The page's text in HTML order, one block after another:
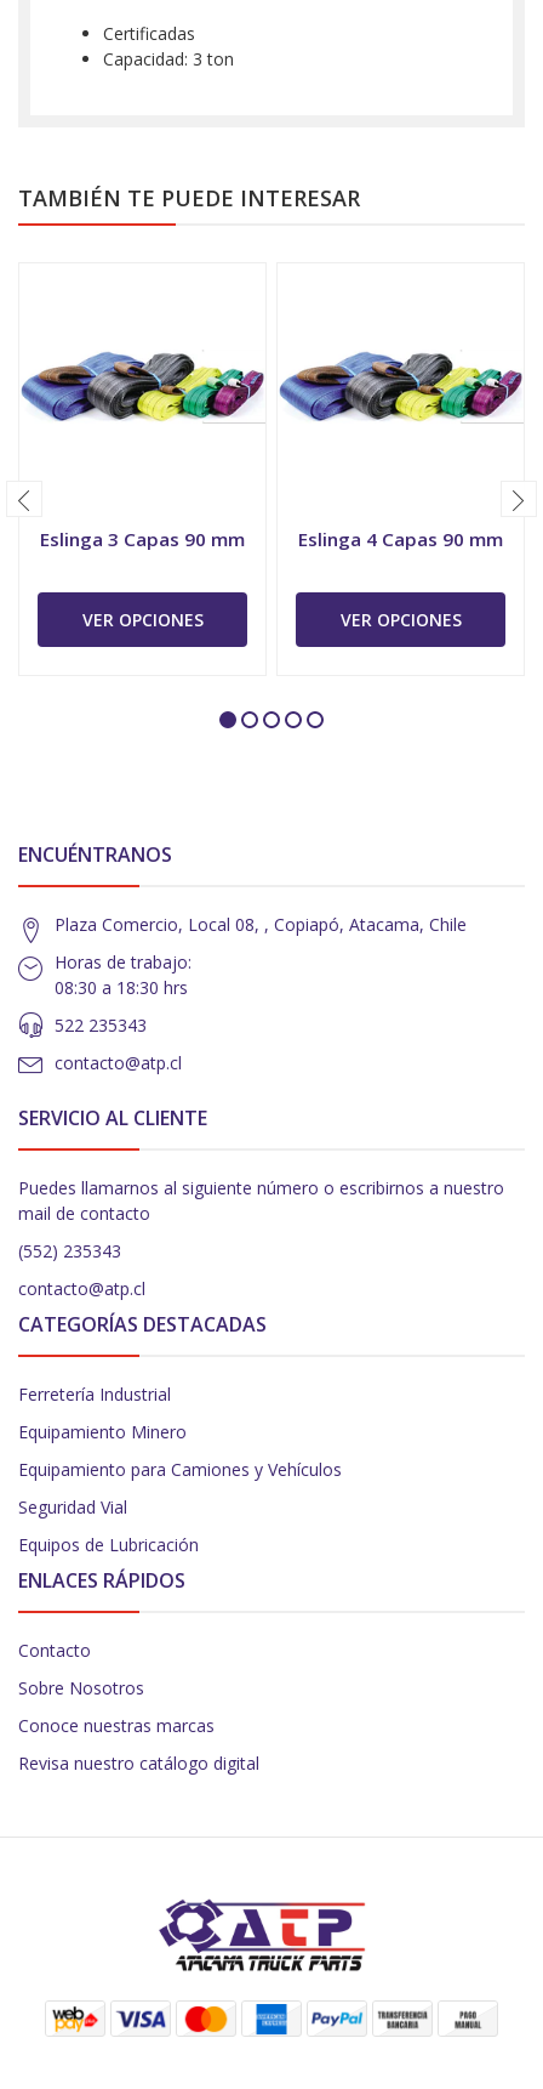
Certificadas
Capacidad: 3 ton
TAMBIÉN TE PUEDE INTERESAR
Eslinga 3 Capas 90 mm
VER OPCIONES
Eslinga 4 Capas 90 mm
VER OPCIONES
ENCUÉNTRANOS
Plaza Comercio, Local 08, , Copiapó, Atacama, Chile
Horas de trabajo:
08:30 a 18:30 hrs
522 235343
contacto@atp.cl
SERVICIO AL CLIENTE
Puedes llamarnos al siguiente número o escribirnos a nuestro
mail de contacto
(552) 235343
contacto@atp.cl
CATEGORÍAS DESTACADAS
Ferretería Industrial
Equipamiento Minero
Equipamiento para Camiones y Vehículos
Seguridad Vial
Equipos de Lubricación
ENLACES RÁPIDOS
Contacto
Sobre Nosotros
Conoce nuestras marcas
Revisa nuestro catálogo digital